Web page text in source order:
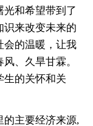
光和希望带到了
识来改变未来的
会的温暖，让我
、久旱甘霖。
生的关怀和关
的主要经济来源,